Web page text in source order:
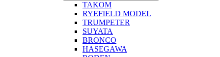
TAKOM
RYEFIELD MODEL
TRUMPETER
SUYATA
BRONCO
HASEGAWA